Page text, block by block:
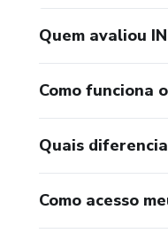
Quem avaliou
Como funciona
Quais
Como acesso